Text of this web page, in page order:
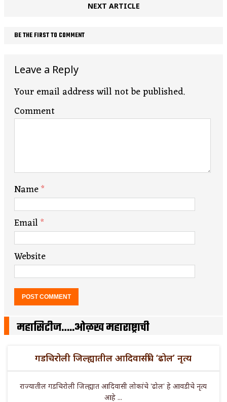
NEXT ARTICLE
BE THE FIRST TO COMMENT
Leave a Reply
Your email address will not be published.
Comment
Name*
Email*
Website
महासिटीज…..ओळख महाराष्ट्राची
गडचिरोली जिल्ह्यातील आदिवासींचे ‘ढोल’ नृत्य
राज्यातील गडचिरोली जिल्ह्यात आदिवासी लोकांचे 'ढोल' हे आवडीचे नृत्य
आहे ...